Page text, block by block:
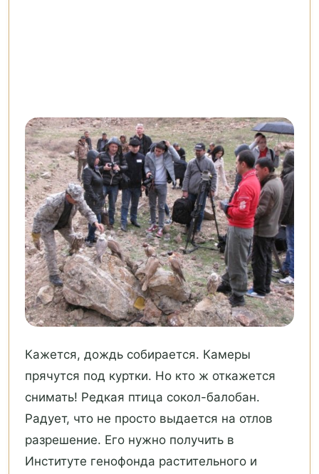
Кажется, дождь собирается. Камеры
прячутся под куртки. Но кто ж откажется
снимать! Редкая птица сокол-балобан.
Радует, что не просто выдается на отлов
разрешение. Его нужно получить в
Институте генофонда растительного и